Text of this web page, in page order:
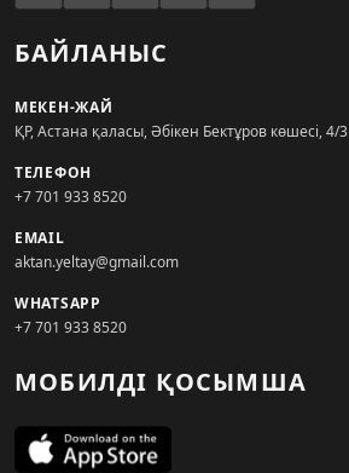
БАЙЛАНЫС
МЕКЕН-ЖАЙ
ҚР, Астана қаласы, Әбікен Бектұров көшесі, 4/3
ТЕЛЕФОН
+7 701 933 8520
EMAIL
aktan.yeltay@gmail.com
WHATSAPP
+7 701 933 8520
МОБИЛДІ ҚОСЫМША